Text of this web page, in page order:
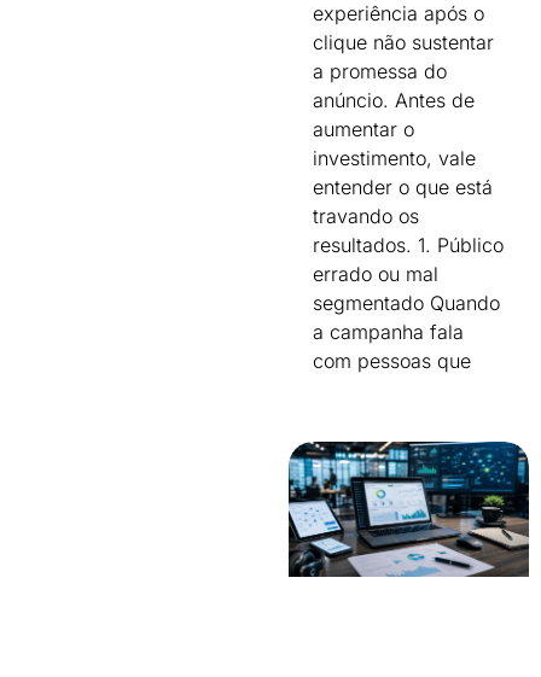
experiência após o
clique não sustentar
a promessa do
anúncio. Antes de
aumentar o
investimento, vale
entender o que está
travando os
resultados. 1. Público
errado ou mal
segmentado Quando
a campanha fala
com pessoas que